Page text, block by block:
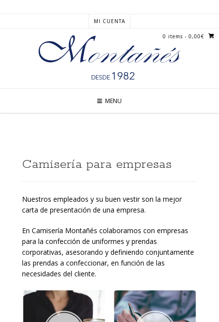
MI CUENTA
MENU
0 items - 0,00€
Camisería para empresas
Nuestros empleados y su buen vestir son la mejor
carta de presentación de una empresa.
En Camisería Montañés colaboramos con empresas
para la confección de uniformes y prendas
corporativas, asesorando y definiendo conjuntamente
las prendas a confeccionar, en función de las
necesidades del cliente.